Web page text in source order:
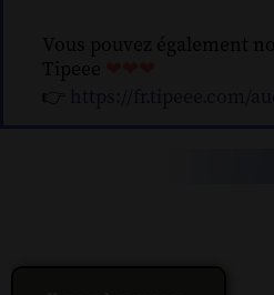
Vous pouvez également
Tipeee
👉